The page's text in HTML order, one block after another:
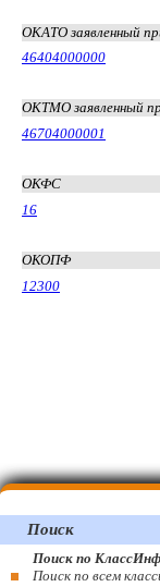
ОКАТО заявленный
46404000000
ОКТМО заявленный
46704000001
ОКФС
16
ОКОПФ
12300
Поиск
Поиск по
Поиск по всем